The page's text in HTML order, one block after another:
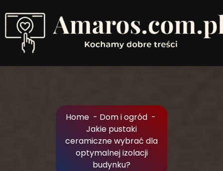
to
Content
Home- Dom i ogród-
Jakie pustaki
ceramiczne wybrać dla
optymalnej izolacji
budynku?